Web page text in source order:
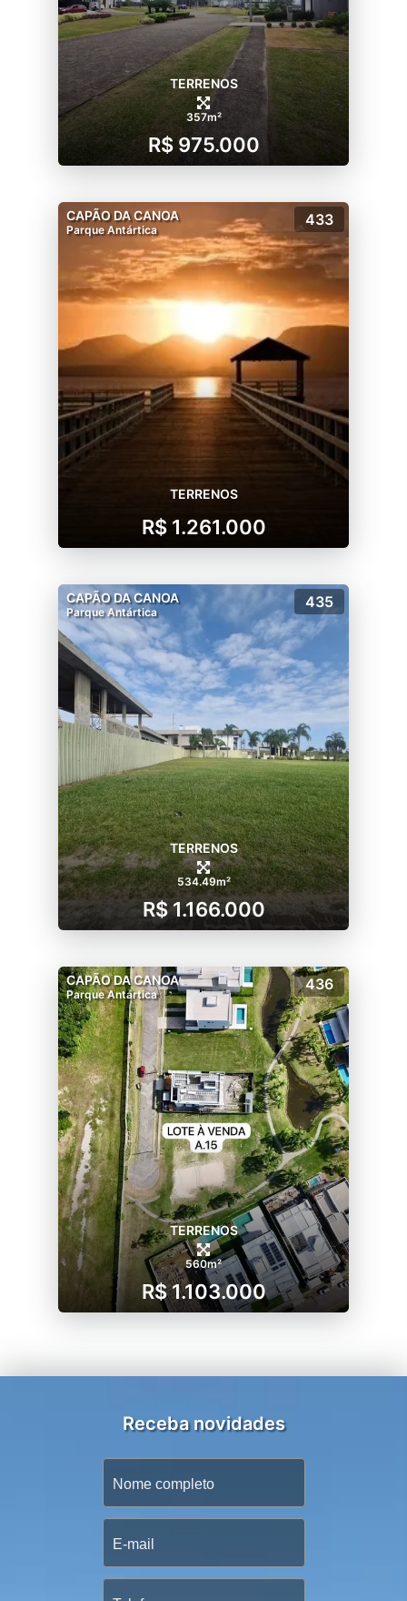
TERRENOS
357m²
R$ 975.000
CAPÃO DA CANOA
Parque Antártica
433
TERRENOS
R$ 1.261.000
CAPÃO DA CANOA
Parque Antártica
435
TERRENOS
534.49m²
R$ 1.166.000
CAPÃO DA CANOA
Parque Antártica
436
TERRENOS
560m²
R$ 1.103.000
Receba novidades